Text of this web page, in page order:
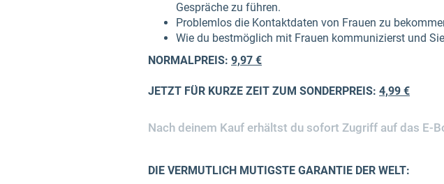
Gespräche zu führen.
Problemlos die Kontaktdaten von Frauen zu
Wie du bestmöglich mit Frauen kommunizierst und
NORMALPREIS: 9,97 €
JETZT FÜR KURZE ZEIT ZUM SONDERPREIS: 4,99 €
Nach deinem Kauf erhältst du sofort Zugriff auf das E-
DIE VERMUTLICH MUTIGSTE GARANTIE DER WELT: